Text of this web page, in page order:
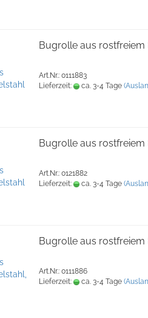
Bugrolle aus rostfreiem
Art.Nr.: 0111883
Lieferzeit:
ca. 3-4 Tage
Bugrolle aus rostfreiem
Art.Nr.: 0121882
Lieferzeit:
ca. 3-4 Tage
Bugrolle aus rostfreiem
Art.Nr.: 0111886
Lieferzeit:
ca. 3-4 Tage